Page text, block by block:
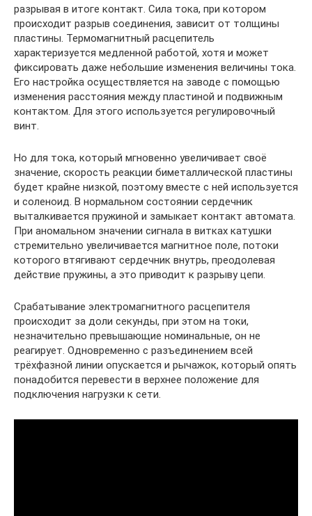
разрывая в итоге контакт. Сила тока, при котором
происходит разрыв соединения, зависит от толщины
пластины. Термомагнитный расцепитель
характеризуется медленной работой, хотя и может
фиксировать даже небольшие изменения величины тока.
Его настройка осуществляется на заводе с помощью
изменения расстояния между пластиной и подвижным
контактом. Для этого используется регулировочный
винт.
Но для тока, который мгновенно увеличивает своё
значение, скорость реакции биметаллической пластины
будет крайне низкой, поэтому вместе с ней используется
и соленоид. В нормальном состоянии сердечник
выталкивается пружиной и замыкает контакт автомата.
При аномальном значении сигнала в витках катушки
стремительно увеличивается магнитное поле, потоки
которого втягивают сердечник внутрь, преодолевая
действие пружины, а это приводит к разрыву цепи.
Срабатывание электромагнитного расцепителя
происходит за доли секунды, при этом на токи,
незначительно превышающие номинальные, он не
реагирует. Одновременно с разъединением всей
трёхфазной линии опускается и рычажок, который опять
понадобится перевести в верхнее положение для
подключения нагрузки к сети.